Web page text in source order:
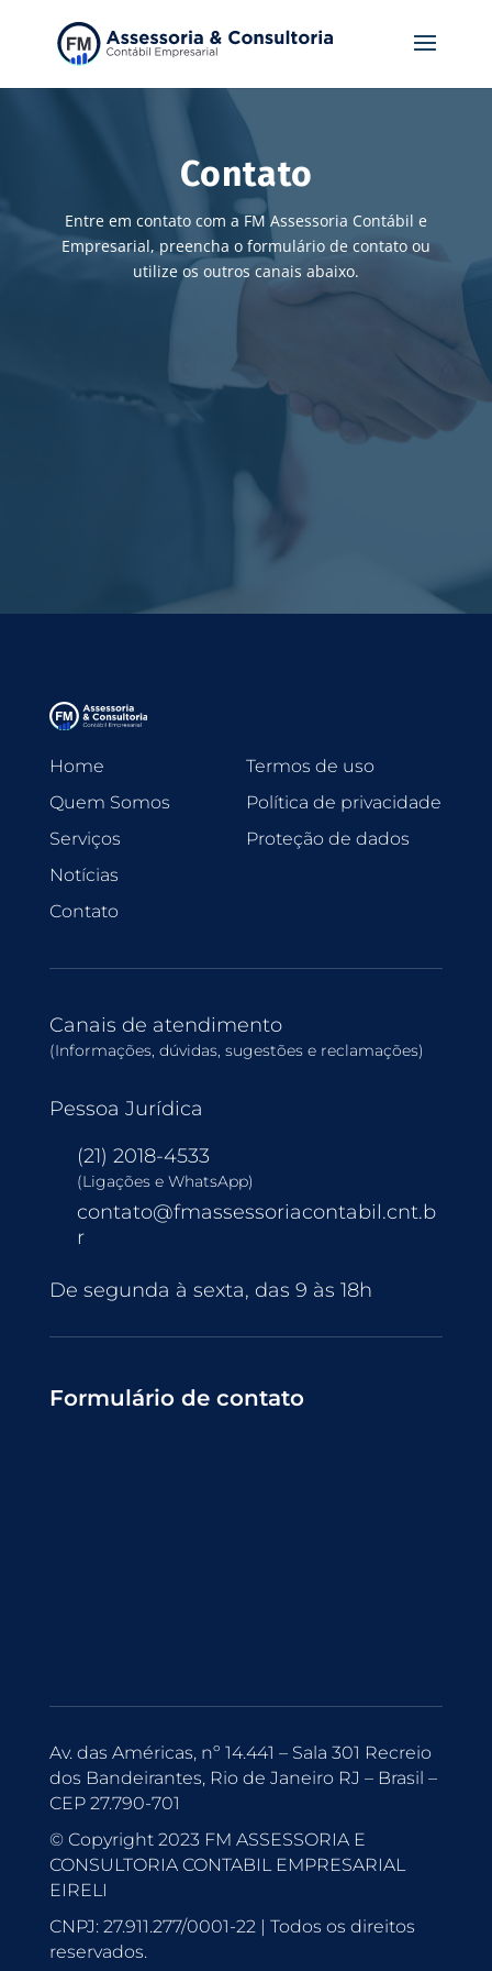
Contato
Entre em contato com a FM Assessoria Contábil e
Empresarial, preencha o formulário de contato ou
utilize os outros canais abaixo.
Home
Quem Somos
Serviços
Notícias
Contato
Termos de uso
Política de privacidade
Proteção de dados
Canais de atendimento
(Informações, dúvidas, sugestões e reclamações)
Pessoa Jurídica
(21) 2018-4533
(Ligações e WhatsApp)
contato@fmassessoriacontabil.cnt.b
r
De segunda à sexta, das 9 às 18h
Formulário de contato
Av. das Américas, nº 14.441 – Sala 301 Recreio
dos Bandeirantes, Rio de Janeiro RJ – Brasil –
CEP 27.790-701
© Copyright 2023 FM ASSESSORIA E
CONSULTORIA CONTABIL EMPRESARIAL
EIRELI
CNPJ: 27.911.277/0001-22 | Todos os direitos
reservados.